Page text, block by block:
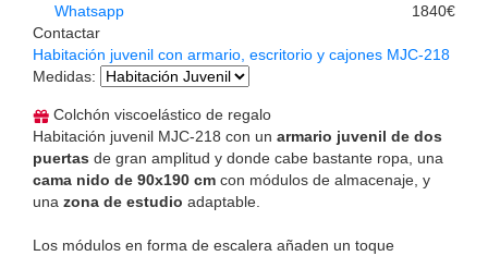
Whatsapp
Contactar
1840€
Habitación juvenil con armario, escritorio y cajones MJC-218
Medidas:
Colchón viscoelástico de regalo
Habitación juvenil MJC-218 con un armario juvenil de dos
puertas de gran amplitud y donde cabe bastante ropa, una
cama nido de 90x190 cm con módulos de almacenaje, y
una zona de estudio adaptable.
Los módulos en forma de escalera añaden un toque